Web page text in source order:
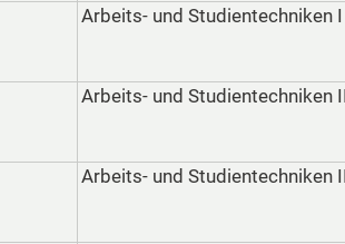
Arbeits- und Studientechniken I
Arbeits- und Studientechniken
Arbeits- und Studientechniken